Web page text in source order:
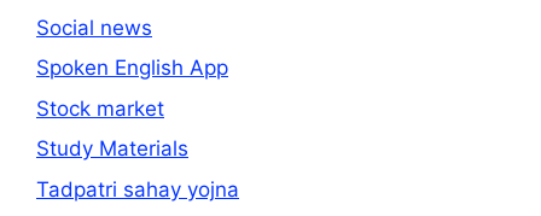
Social news
Spoken English App
Stock market
Study Materials
Tadpatri sahay yojna